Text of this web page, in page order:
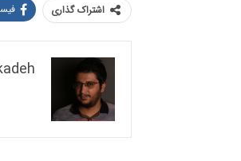
اشتراک گذاری